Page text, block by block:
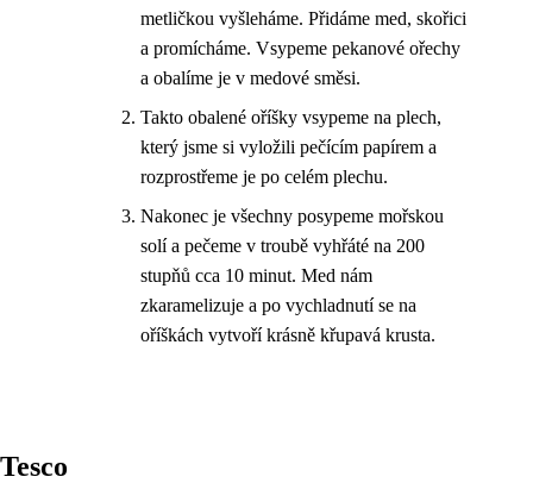
metličkou vyšleháme. Přidáme med, skořici
a promícháme. Vsypeme pekanové ořechy
a obalíme je v medové směsi.
Takto obalené oříšky vsypeme na plech,
který jsme si vyložili pečícím papírem a
rozprostřeme je po celém plechu.
Nakonec je všechny posypeme mořskou
solí a pečeme v troubě vyhřáté na 200
stupňů cca 10 minut. Med nám
zkaramelizuje a po vychladnutí se na
oříškách vytvoří krásně křupavá krusta.
Tesco